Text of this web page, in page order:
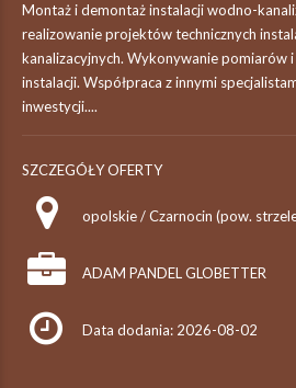
Montaż i demontaż instalacji wodno-
realizowanie projektów technicznych
kanalizacyjnych. Wykonywanie pomiarów
instalacji. Współpraca z innymi
inwestycji....
SZCZEGÓŁY OFERTY
opolskie / Czarnocin (pow.
ADAM PANDEL GLOBETTER
Data dodania: 2026-08-02